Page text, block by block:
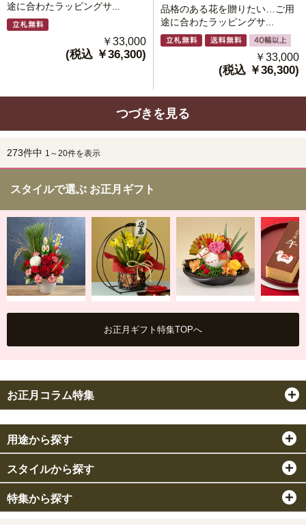
途に合わたラッピングサ...
￥33,000
(税込 ￥36,300)
品格のある花を贈りたい…ご用
途に合わたラッピングサ...
￥33,000
(税込 ￥36,300)
つづきを見る
273件中 1～20件を表示
スタイルで選ぶ お正月ギフト
見て、育てて楽し
お正月ギフト特集TOPへ
お正月コラム特集
用途から探す
スタイルから探す
特集から探す